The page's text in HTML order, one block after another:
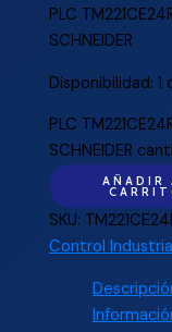
PLC
SCHNEIDER
Disponibilidad: 1
PLC
SCHNEIDER
AÑADIR
SKU:
Control